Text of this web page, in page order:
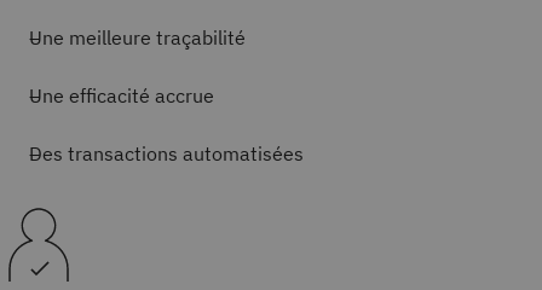
Une meilleure traçabilité
Une efficacité accrue
Des transactions automatisées